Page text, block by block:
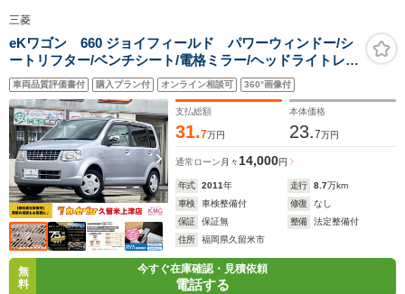
三菱
eKワゴン 660 ジョイフィールド パワーウィンドー/シ
ートリフター/ベンチシート/電格ミラー/ヘッドライトレベ
ライザー/ドライブレコーダー/純正CD・ラジオオーディ
オ/車検整備渡し/内外装磨き・クリーニング済み/買取車
車両品質評価書付 購入プラン付 オンライン相談可 360°画像付
支払総額
31.7万円
本体価格
23.7万円
通常ローン 月々14,000円
年式 2011年 走行 8.7万km
車検
車検整備付 修復
なし
保証
保証無 整備
法定整備付
住所
福岡県久留米市
無
料
今すぐ在庫確認・見積依頼
電話する